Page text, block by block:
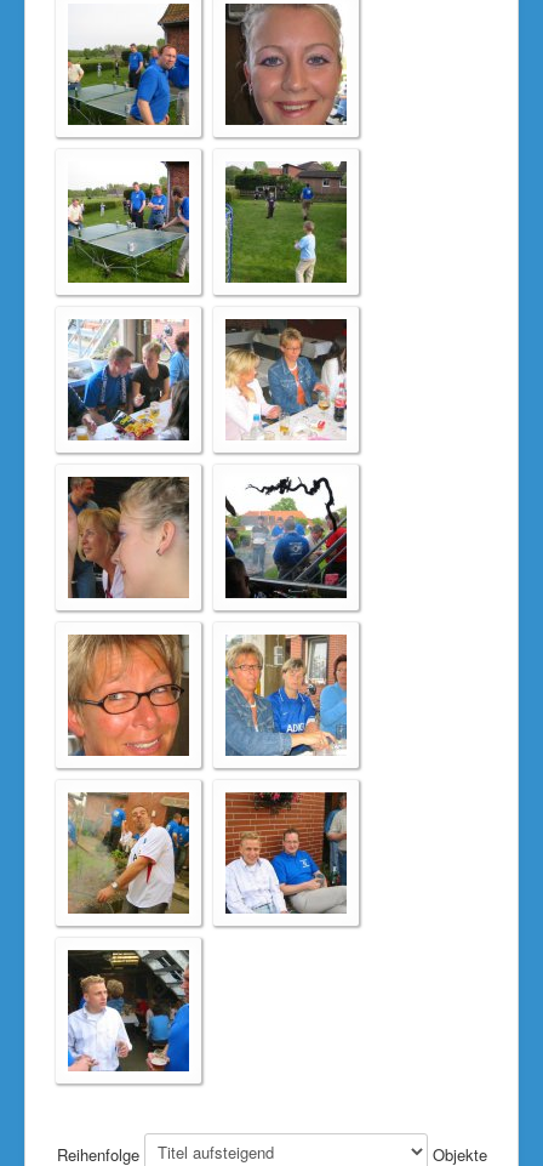
Reihenfolge Objekte